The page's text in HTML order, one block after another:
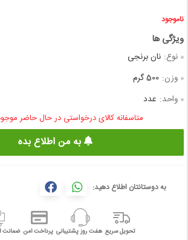
ناموجود
نوع: نان برنجی
وزن: 500 گرم
واحد: عدد
متاسفانه کالای درخواستی در حال حاضر
به من اطلاع بده
به دوستانتان اطلاع دهید:
تحویل سریع هفت روز پشتیبانی پرداخت امن ضمانت